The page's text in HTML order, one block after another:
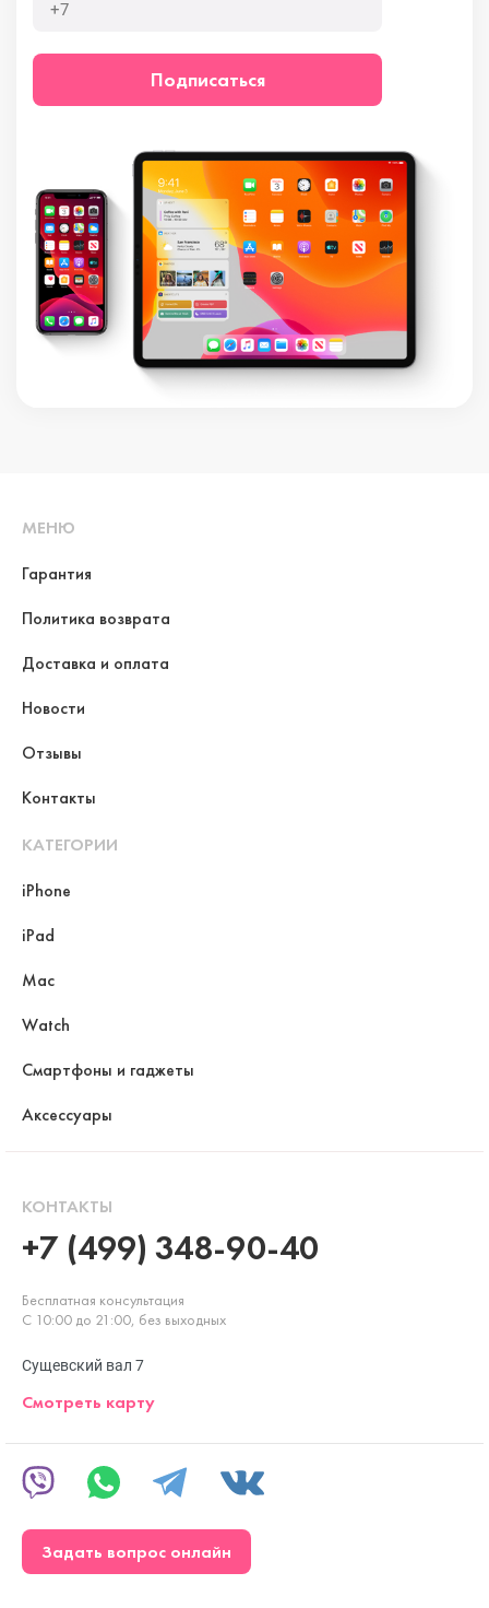
Подписаться
МЕНЮ
Гарантия
Политика возврата
Доставка и оплата
Новости
Отзывы
Контакты
КАТЕГОРИИ
iPhone
iPad
Mac
Watch
Смартфоны и гаджеты
Аксессуары
КОНТАКТЫ
+7 (499) 348-90-40
Бесплатная консультация
С 10:00 до 21:00, без выходных
Сущевский вал 7
Смотреть карту
Задать вопрос онлайн